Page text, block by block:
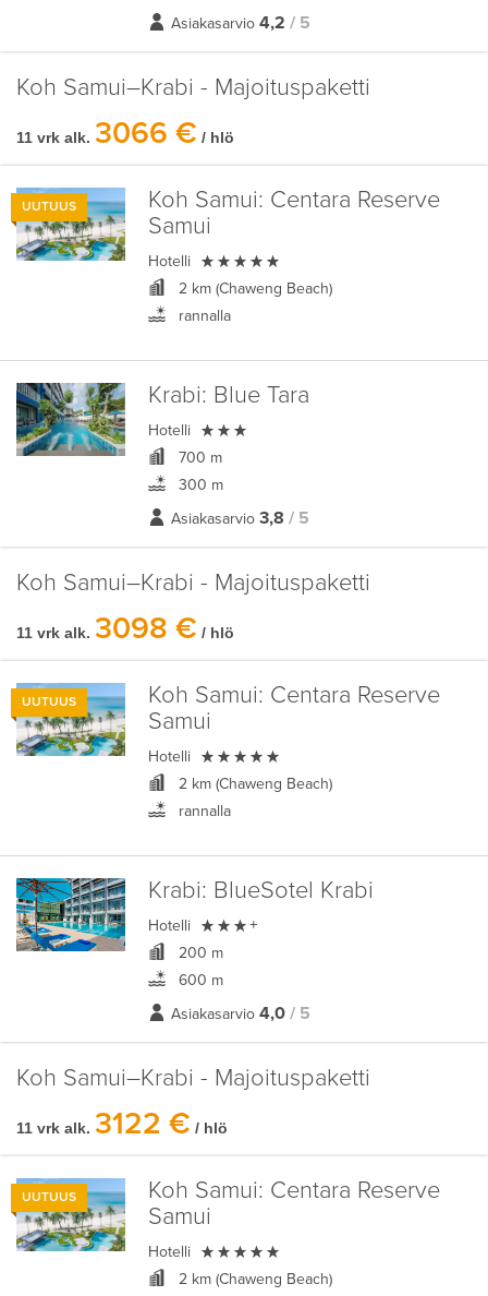
Asiakasarvio 4,2 / 5
Koh Samui–Krabi - Majoituspaketti
11 vrk alk. 3066 € / hlö
UUTUUS Koh Samui: Centara Reserve
Samui
Hotelli 
2 km (Chaweng Beach)
rannalla
Krabi: Blue Tara
Hotelli 
700 m
300 m
Asiakasarvio 3,8 / 5
Koh Samui–Krabi - Majoituspaketti
11 vrk alk. 3098 € / hlö
UUTUUS Koh Samui: Centara Reserve
Samui
Hotelli 
2 km (Chaweng Beach)
rannalla
Krabi: BlueSotel Krabi
Hotelli  +
200 m
600 m
Asiakasarvio 4,0 / 5
Koh Samui–Krabi - Majoituspaketti
11 vrk alk. 3122 € / hlö
UUTUUS Koh Samui: Centara Reserve
Samui
Hotelli 
2 km (Chaweng Beach)